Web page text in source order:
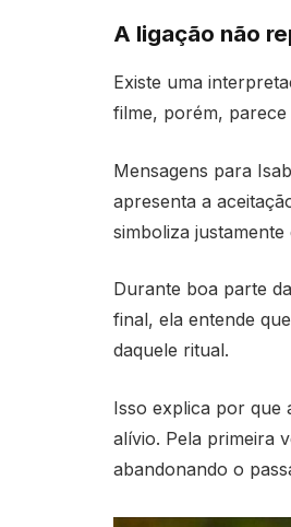
A ligação não
Existe uma
filme, porém, parece
Mensagens para
apresenta a
simboliza justamente
Durante boa parte
final, ela entende
daquele ritual.
Isso explica por que
alívio. Pela primeira
abandonando o